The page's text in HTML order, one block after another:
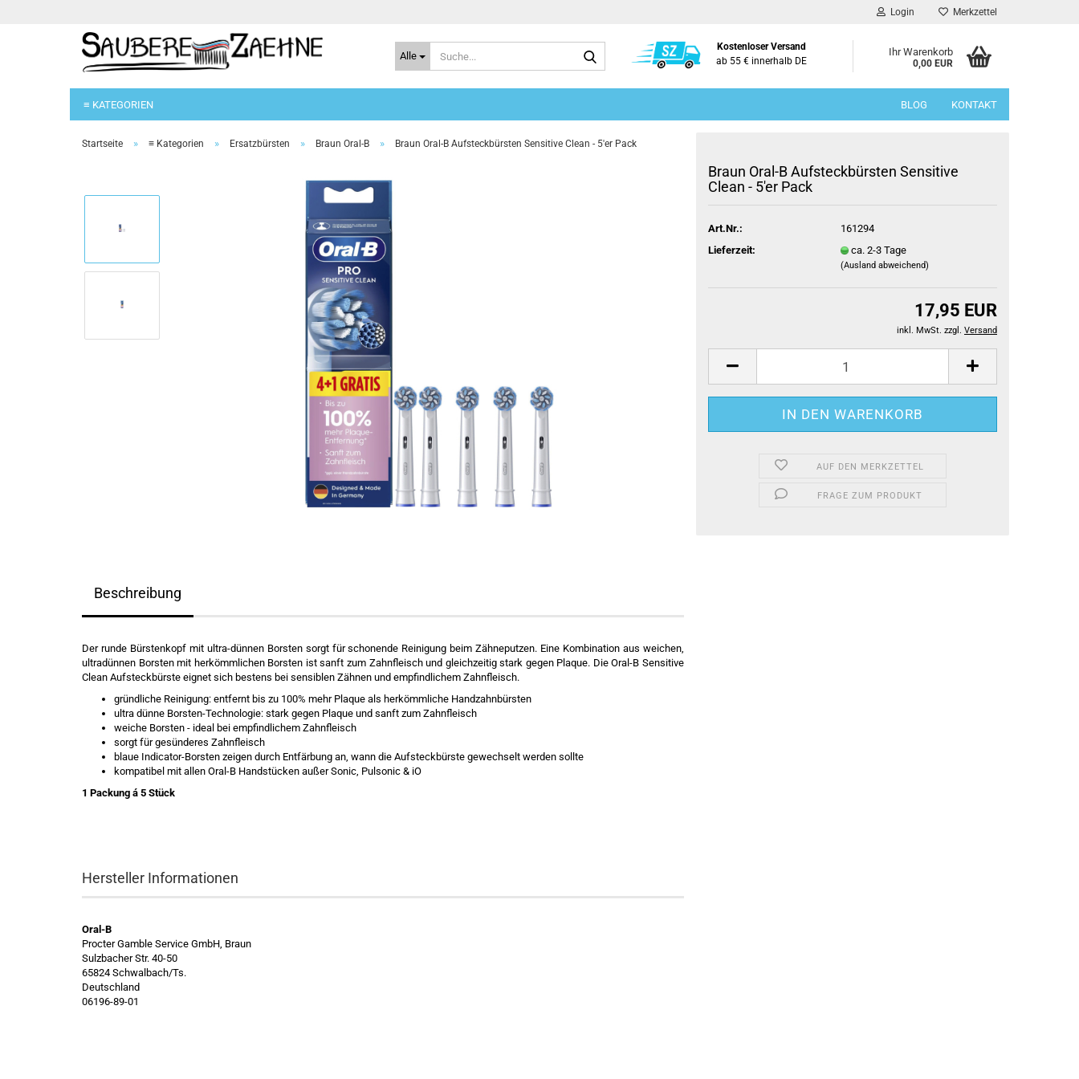
Login Merkzettel
Alle
Kostenloser Versand
ab 55 € innerhalb DE
Ihr Warenkorb
0,00 EUR
≡ KATEGORIEN BLOG KONTAKT
Startseite » ≡ Kategorien » Ersatzbürsten » Braun Oral-B » Braun Oral-B Aufsteckbürsten Sensitive Clean - 5'er Pack
Braun Oral-B Aufsteckbürsten Sensitive
Clean - 5'er Pack
Art.Nr.:
161294
Lieferzeit:
ca. 2-3 Tage
(Ausland abweichend)
17,95 EUR
inkl. MwSt. zzgl. Versand
AUF DEN MERKZETTEL
FRAGE ZUM PRODUKT
Beschreibung
Der runde Bürstenkopf mit ultra-dünnen Borsten sorgt für schonende Reinigung beim Zähneputzen. Eine Kombination aus weichen,
ultradünnen Borsten mit herkömmlichen Borsten ist sanft zum Zahnfleisch und gleichzeitig stark gegen Plaque. Die Oral-B Sensitive
Clean Aufsteckbürste eignet sich bestens bei sensiblen Zähnen und empfindlichem Zahnfleisch.
gründliche Reinigung: entfernt bis zu 100% mehr Plaque als herkömmliche Handzahnbürsten
ultra dünne Borsten-Technologie: stark gegen Plaque und sanft zum Zahnfleisch
weiche Borsten - ideal bei empfindlichem Zahnfleisch
sorgt für gesünderes Zahnfleisch
blaue Indicator-Borsten zeigen durch Entfärbung an, wann die Aufsteckbürste gewechselt werden sollte
kompatibel mit allen Oral-B Handstücken außer Sonic, Pulsonic & iO
1 Packung á 5 Stück
Hersteller Informationen
Oral-B
Procter Gamble Service GmbH, Braun
Sulzbacher Str. 40-50
65824 Schwalbach/Ts.
Deutschland
06196-89-01